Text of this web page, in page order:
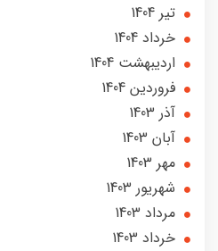
تير 1404
خرداد 1404
ارديبهشت 1404
فروردین 1404
آذر 1403
آبان 1403
مهر 1403
شهریور 1403
مرداد 1403
خرداد 1403